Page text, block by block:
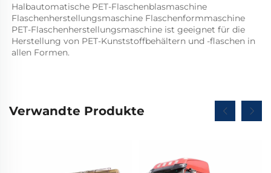
Halbautomatische PET-Flaschenblasmaschine
Flaschenherstellungsmaschine Flaschenformmaschine
PET-Flaschenherstellungsmaschine ist geeignet für die
Herstellung von PET-Kunststoffbehältern und -flaschen in
allen Formen.
Verwandte Produkte